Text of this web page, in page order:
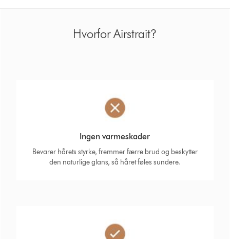
Hvorfor Airstrait?
Ingen varmeskader
Bevarer hårets styrke, fremmer færre brud og beskytter
den naturlige glans, så håret føles sundere.